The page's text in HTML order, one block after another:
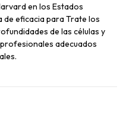
en los Estados
de eficacia para Trate los
de las células y
adecuados